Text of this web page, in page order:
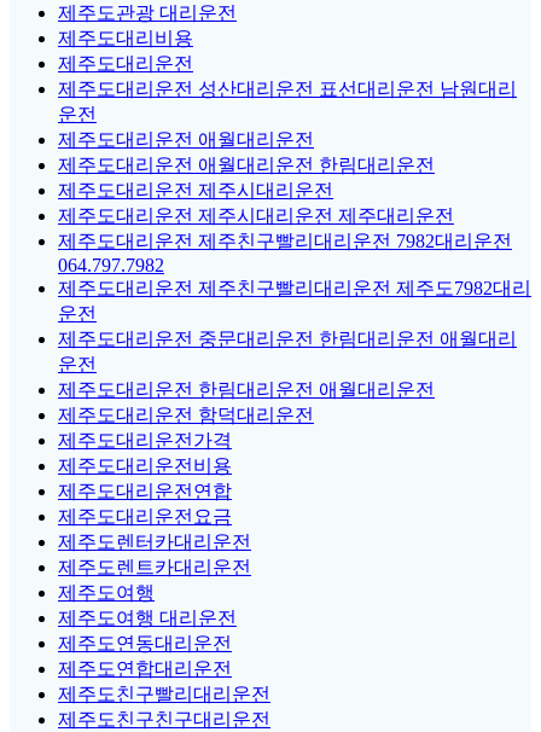
제주도관광 대리운전
제주도대리비용
제주도대리운전
제주도대리운전 성산대리운전 표선대리운전 남원대리
운전
제주도대리운전 애월대리운전
제주도대리운전 애월대리운전 한림대리운전
제주도대리운전 제주시대리운전
제주도대리운전 제주시대리운전 제주대리운전
제주도대리운전 제주친구빨리대리운전 7982대리운전
064.797.7982
제주도대리운전 제주친구빨리대리운전 제주도7982대리
운전
제주도대리운전 중문대리운전 한림대리운전 애월대리
운전
제주도대리운전 한림대리운전 애월대리운전
제주도대리운전 함덕대리운전
제주도대리운전가격
제주도대리운전비용
제주도대리운전연합
제주도대리운전요금
제주도렌터카대리운전
제주도렌트카대리운전
제주도여행
제주도여행 대리운전
제주도연동대리운전
제주도연합대리운전
제주도친구빨리대리운전
제주도친구친구대리운전